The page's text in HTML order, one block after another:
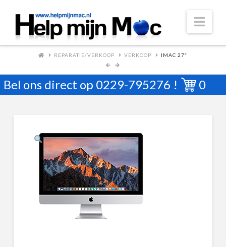
REPARATIE/VERKOOP VERKOOP IMAC 27″
Bel ons direct op 0229-795276 ! 0